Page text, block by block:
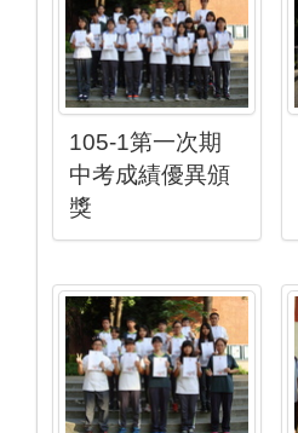
105-1第一次期
中考成績優異頒
獎